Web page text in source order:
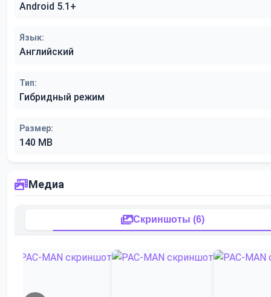
Android 5.1+
Язык:
Английский
Тип:
Гибридный режим
Размер:
140 MB
Медиа
Скриншоты (6)